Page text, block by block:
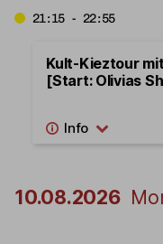
21:15 - 22:55
Kult-Kieztour
[Start: Olivias
10.08.2026